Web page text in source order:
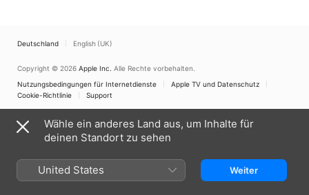
Deutschland English (UK)
Copyright © 2026 Apple Inc. Alle Rechte vorbehalten.
Nutzungsbedingungen für Internetdienste
Apple TV und Datenschutz
Cookie-Richtlinie
Support
Wähle ein anderes Land aus, um Inhalte für
deinen Standort zu sehen
United States Weiter